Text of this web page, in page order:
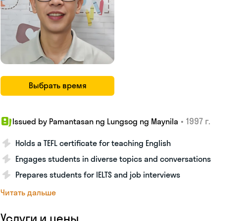
Выбрать время
Issued by Pamantasan ng Lungsog ng Maynila • 1997 г.
Holds a TEFL certificate for teaching English
Engages students in diverse topics and conversations
Prepares students for IELTS and job interviews
Читать дальше
Услуги и цены